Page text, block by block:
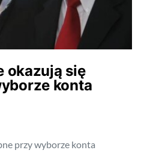
okazują się
konta
przy wyborze konta